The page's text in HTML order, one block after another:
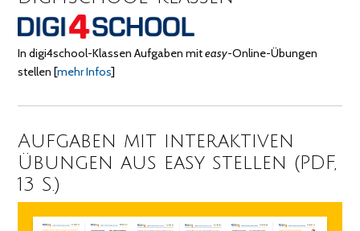
In digi4school-Klassen Aufgaben miteasy-Online-Übungen
stellen[mehr Infos]
Aufgaben mit interaktiven
Übungen aus easy stellen (PDF,
13 S.)